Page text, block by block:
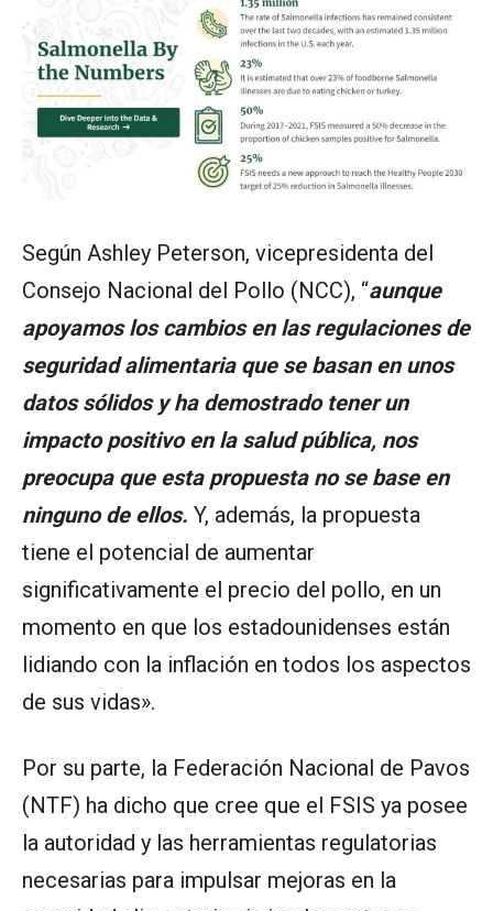
Según Ashley Peterson, vicepresidenta del
Consejo Nacional del Pollo (NCC), “aunque
apoyamos los cambios en las regulaciones de
seguridad alimentaria que se basan en unos
datos sólidos y ha demostrado tener un
impacto positivo en la salud pública, nos
preocupa que esta propuesta no se base en
ninguno de ellos. Y, además, la propuesta
tiene el potencial de aumentar
significativamente el precio del pollo, en un
momento en que los estadounidenses están
lidiando con la inflación en todos los aspectos
de sus vidas».
Por su parte, la Federación Nacional de Pavos
(NTF) ha dicho que cree que el FSIS ya posee
la autoridad y las herramientas regulatorias
necesarias para impulsar mejoras en la